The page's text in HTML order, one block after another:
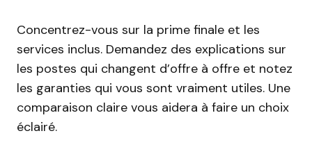
Concentrez-vous sur la prime finale et les
services inclus. Demandez des explications sur
les postes qui changent d’offre à offre et notez
les garanties qui vous sont vraiment utiles. Une
comparaison claire vous aidera à faire un choix
éclairé.